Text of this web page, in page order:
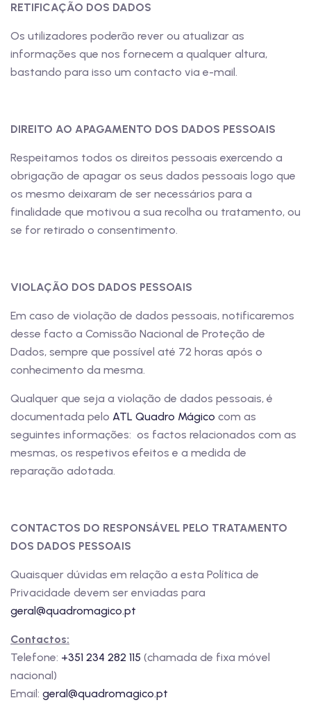
RETIFICAÇÃO DOS DADOS
Os utilizadores poderão rever ou atualizar as
informações que nos fornecem a qualquer altura,
bastando para isso um contacto via e-mail.
DIREITO AO APAGAMENTO DOS DADOS PESSOAIS
Respeitamos todos os direitos pessoais exercendo a
obrigação de apagar os seus dados pessoais logo que
os mesmo deixaram de ser necessários para a
finalidade que motivou a sua recolha ou tratamento, ou
se for retirado o consentimento.
VIOLAÇÃO DOS DADOS PESSOAIS
Em caso de violação de dados pessoais, notificaremos
desse facto a Comissão Nacional de Proteção de
Dados, sempre que possível até 72 horas após o
conhecimento da mesma.
Qualquer que seja a violação de dados pessoais, é
documentada pelo ATL Quadro Mágico com as
seguintes informações: os factos relacionados com as
mesmas, os respetivos efeitos e a medida de
reparação adotada.
CONTACTOS DO RESPONSÁVEL PELO TRATAMENTO
DOS DADOS PESSOAIS
Quaisquer dúvidas em relação a esta Política de
Privacidade devem ser enviadas para
geral@quadromagico.pt
Contactos:
Telefone: +351 234 282 115 (chamada de fixa móvel
nacional)
Email: geral@quadromagico.pt